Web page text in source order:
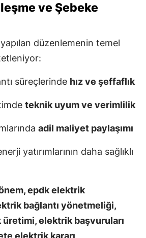
ve Şebeke
düzenlemenin temel
süreçlerinde hız ve şeffaflık
teknik uyum ve verimlilik
adil maliyet paylaşımı
yatırımlarının daha sağlıklı
epdk elektrik
bağlantı yönetmeliği,
üretimi, elektrik başvuruları